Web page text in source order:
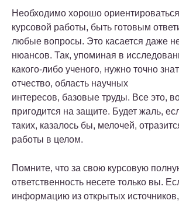
Необходимо хорошо
курсовой работы, быть готовым
любые вопросы. Это касается даже
нюансов. Так, упоминая в
какого-либо ученого, нужно точно
отчество, область научных
интересов, базовые труды. Все это,
пригодится на защите. Будет жаль,
таких, казалось бы, мелочей,
работы в целом.
Помните, что за свою курсовую
ответственность несете только вы.
информацию из открытых источников,